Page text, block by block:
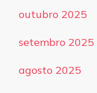
outubro 2025
setembro 2025
agosto 2025